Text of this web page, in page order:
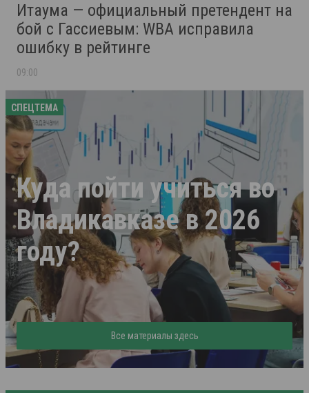
Итаума — официальный претендент на
бой с Гассиевым: WBA исправила
ошибку в рейтинге
09:00
СПЕЦТЕМА
Куда пойти учиться во
Владикавказе в 2026
году?
Все материалы здесь